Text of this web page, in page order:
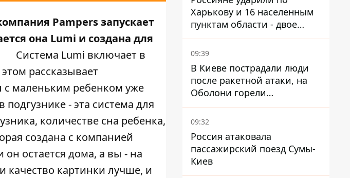
Pampers запускает
она Lumi и создана для
Система Lumi включает в
рассказывает
с маленьким ребенком уже
- эта система для
количестве сна ребенка,
создана с компанией
он остается дома, а вы - на
качество картинки лучше, и
Харькову и 16 населенным
пунктам области - двое
погибших
09:39
В Киеве пострадали люди
после ракетной атаки, на
Оболони горели
резервуары с топливом
09:32
Россия атаковала
пассажирский поезд Сумы-
Киев